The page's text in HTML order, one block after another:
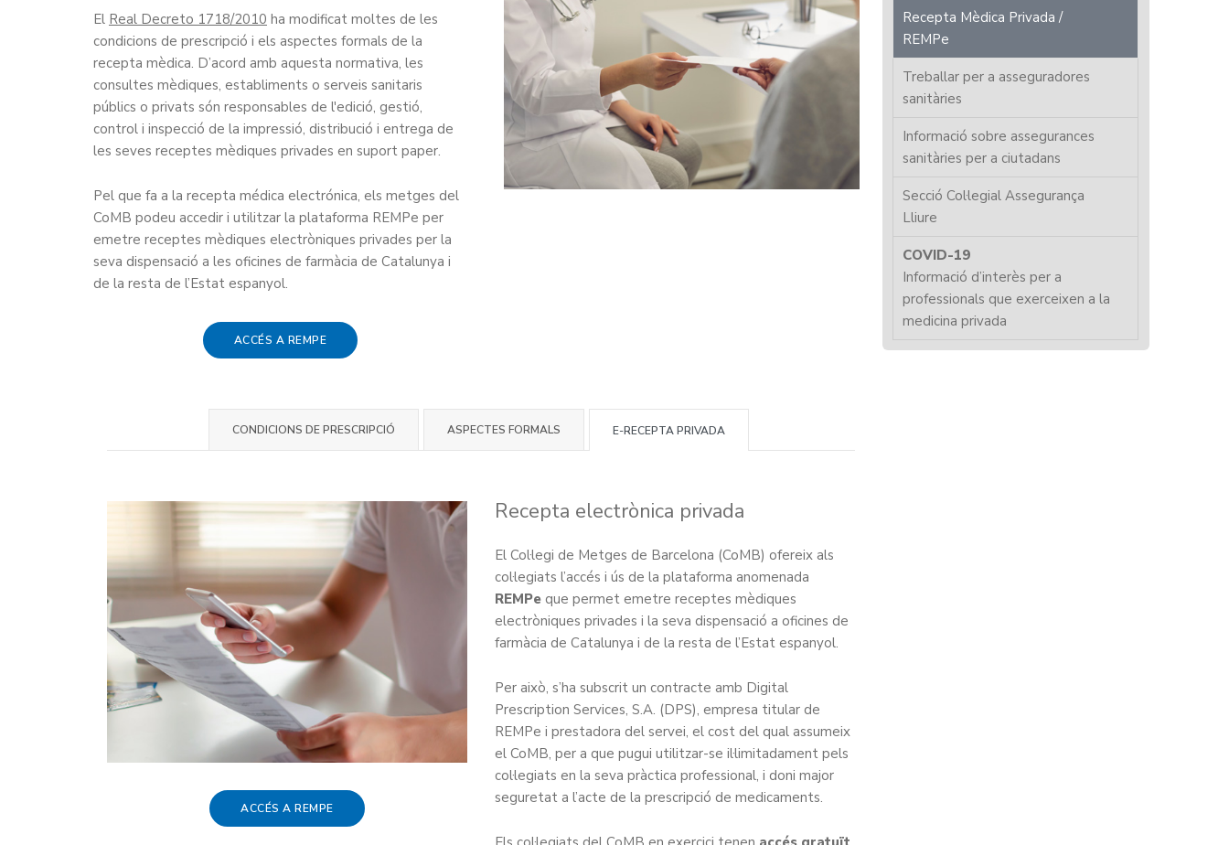
El Real Decreto 1718/2010 ha modificat moltes de les
condicions de prescripció i els aspectes formals de la
recepta mèdica. D’acord amb aquesta normativa, les
consultes mèdiques, establiments o serveis sanitaris
públics o privats són responsables de l'edició, gestió,
control i inspecció de la impressió, distribució i entrega de
les seves receptes mèdiques privades en suport paper.
Pel que fa a la recepta médica electrónica, els metges del
CoMB podeu accedir i utilitzar la plataforma REMPe per
emetre receptes mèdiques electròniques privades per la
seva dispensació a les oficines de farmàcia de Catalunya i
de la resta de l’Estat espanyol.
ACCÉS A REMPE
CONDICIONS DE PRESCRIPCIÓ ASPECTES FORMALS E-RECEPTA PRIVADA
ACCÉS A REMPE
Recepta electrònica privada
El Col·legi de Metges de Barcelona (CoMB) ofereix als
col·legiats l’accés i ús de la plataforma anomenada
REMPeque permet emetre receptes mèdiques
electròniques privades i la seva dispensació a oficines de
farmàcia de Catalunya i de la resta de l’Estat espanyol.
Per això, s’ha subscrit un contracte amb Digital
Prescription Services, S.A. (DPS), empresa titular de
REMPe i prestadora del servei, el cost del qual assumeix
el CoMB, per a que pugui utilitzar-se il·limitadament pels
col·legiats en la seva pràctica professional, i doni major
seguretat a l’acte de la prescripció de medicaments.
Recepta Mèdica Privada /
REMPe
Treballar per a asseguradores
sanitàries
Informació sobre assegurances
sanitàries per a ciutadans
Secció Col·legial Assegurança
Lliure
COVID-19
Informació d’interès per a
professionals que exerceixen a la
medicina privada